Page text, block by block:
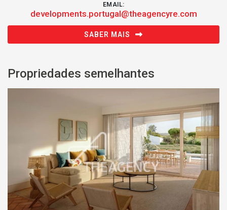
EMAIL:
developments.portugal@theagencyre.com
SABER MAIS
Propriedades semelhantes